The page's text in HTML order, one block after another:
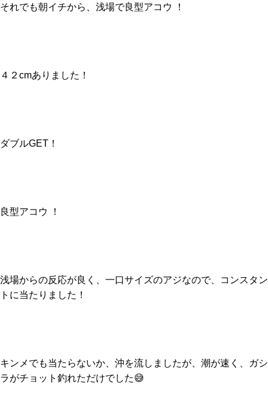
それでも朝イチから、浅場で良型アコウ ！
４２cmありました！
ダブルGET！
良型アコウ ！
浅場からの反応が良く、一口サイズのアジなので、コンスタン
トに当たりました！
キンメでも当たらないか、沖を流しましたが、潮が速く、ガシ
ラがチョット釣れただけでした😅